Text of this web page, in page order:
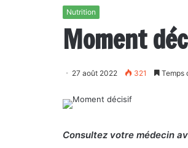
Nutrition
Moment
27 août 2022 321 Temps
Consultez votre médecin